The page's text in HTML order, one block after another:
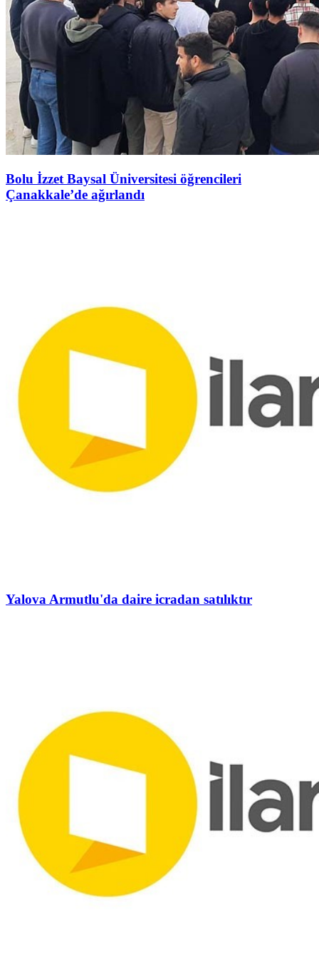
Bolu İzzet Baysal Üniversitesi öğrencileri
Çanakkale’de ağırlandı
Yalova Armutlu'da daire icradan satılıktır